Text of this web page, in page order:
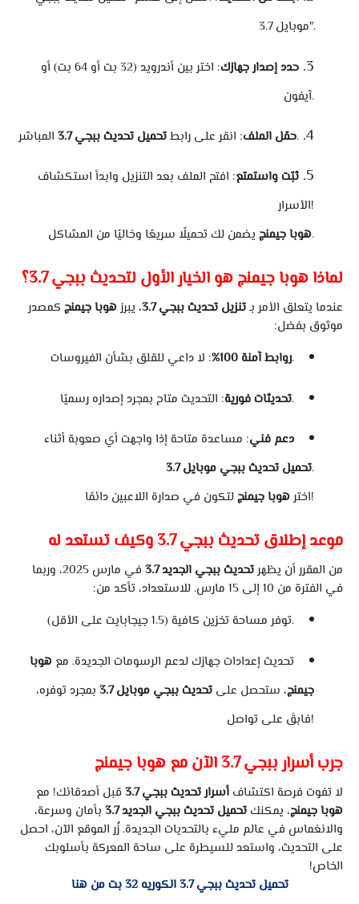
موبايل 3.7".
حدد إصدار جهازك
: اختر بين أندرويد (32 بت أو 64 بت) أو
آيفون.
حمّل الملف: انقر على رابطتحميل تحديث ببجي 3.7 المباشر.
ثبّت واستمتع: افتح الملف بعد التنزيل وابدأ استكشاف
الأسرار!
هوبا جيمنجيضمن لك تحميلًا سريعًا وخاليًا من المشاكل.
لماذا هوبا جيمنج هو الخيار الأول لتحديث ببجي 3.7؟
عندما يتعلق الأمر بـتنزيل تحديث ببجي 3.7 ، يبرزهوبا جيمنج كمصدر
موثوق بفضل:
روابط آمنة 100%: لا داعي للقلق بشأن الفيروسات.
تحديثات فورية: التحديث متاح بمجرد إصداره رسميًا.
دعم فني: مساعدة متاحة إذا واجهت أي صعوبة أثناء
تحميل تحديث ببجي موبايل 3.7.
اخترهوبا جيمنج لتكون في صدارة اللاعبين دائمًا!
موعد إطلاق تحديث ببجي 3.7 وكيف تستعد له
من المقرر أن يظهرتحديث ببجي الجديد 3.7
في مارس 2025، وربما
في الفترة من 10 إلى 15 مارس. للاستعداد، تأكد من:
توفر مساحة تخزين كافية (1.5 جيجابايت على الأقل).
تحديث إعدادات جهازك لدعم الرسومات الجديدة. مع هوبا
جيمنج، ستحصل على تحديث ببجي موبايل 3.7
بمجرد توفره،
فابقَ على تواصل!
جرب أسرار ببجي 3.7 الآن مع هوبا جيمنج
لا تفوت فرصة اكتشاف أسرار تحديث ببجي 3.7
قبل أصدقائك! مع
هوبا جيمنج، يمكنك تحميل تحديث ببجي الجديد 3.7
بأمان وسرعة،
والانغماس في عالم مليء بالتحديات الجديدة. زُر الموقع الآن، احصل
على التحديث، واستعد للسيطرة على ساحة المعركة بأسلوبك
الخاص!
تحميل تحديث ببجي 3.7 الكوريه 32 بت من هنا